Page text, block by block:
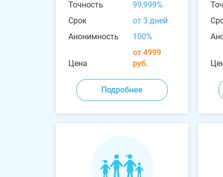
Точность
99,999%
Срок
от 3 дней
Анонимность
100%
Цена
от 4999
руб.
Подробнее